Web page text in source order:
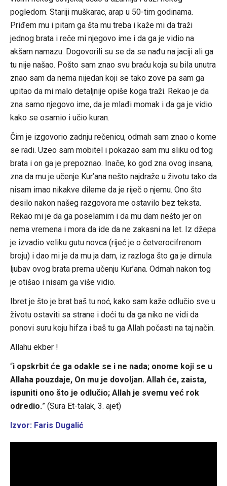
pogledom. Stariji muškarac, arap u 50-tim godinama.
Priđem mu i pitam ga šta mu treba i kaže mi da traži
jednog brata i reče mi njegovo ime i da ga je vidio na
akšam namazu. Dogovorili su se da se nađu na jaciji ali ga
tu nije našao. Pošto sam znao svu braću koja su bila unutra
znao sam da nema nijedan koji se tako zove pa sam ga
upitao da mi malo detaljnije opiše koga traži. Rekao je da
zna samo njegovo ime, da je mlađi momak i da ga je vidio
kako se osamio i učio kuran.
Čim je izgovorio zadnju rečenicu, odmah sam znao o kome
se radi. Uzeo sam mobitel i pokazao sam mu sliku od tog
brata i on ga je prepoznao. Inače, ko god zna ovog insana,
zna da mu je učenje Kur’ana nešto najdraže u životu tako da
nisam imao nikakve dileme da je riječ o njemu. Ono što
desilo nakon našeg razgovora me ostavilo bez teksta.
Rekao mi je da ga poselamim i da mu dam nešto jer on
nema vremena i mora da ide da ne zakasni na let. Iz džepa
je izvadio veliku gutu novca (rijeć je o četverocifrenom
broju) i dao mi je da mu ja dam, iz razloga što ga je dirnula
ljubav ovog brata prema učenju Kur’ana. Odmah nakon tog
je otišao i nisam ga više vidio.
Ibret je što je brat baš tu noć, kako sam kaže odlučio sve u
životu ostaviti sa strane i doći tu da ga niko ne vidi da
ponovi suru koju hifza i baš tu ga Allah počasti na taj način.
Allahu ekber !
“i opskrbit će ga odakle se i ne nada; onome koji se u
Allaha pouzdaje, On mu je dovoljan. Allah će, zaista,
ispuniti ono što je odlučio; Allah je svemu već rok
odredio.” (Sura Et-talak, 3. ajet)
Izvor: Faris Dugalić